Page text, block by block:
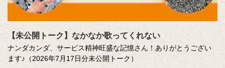
【未公開トーク】なかなか歌ってくれない
ナンダカンダ、サービス精神旺盛な記憶さん！ありがとうござい
ます♪（2026年7月17日分未公開トーク）